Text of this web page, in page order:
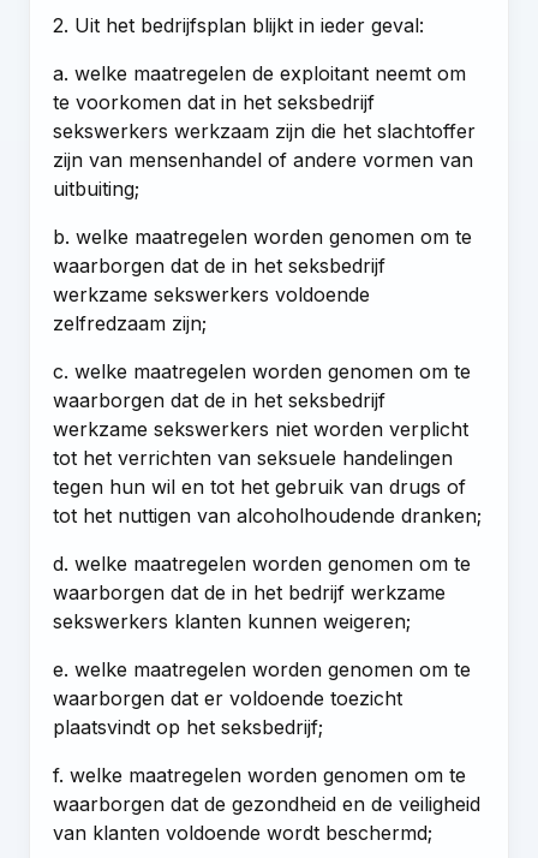
2. Uit het bedrijfsplan blijkt in ieder geval:
a. welke maatregelen de exploitant neemt om
te voorkomen dat in het seksbedrijf
sekswerkers werkzaam zijn die het slachtoffer
zijn van mensenhandel of andere vormen van
uitbuiting;
b. welke maatregelen worden genomen om te
waarborgen dat de in het seksbedrijf
werkzame sekswerkers voldoende
zelfredzaam zijn;
c. welke maatregelen worden genomen om te
waarborgen dat de in het seksbedrijf
werkzame sekswerkers niet worden verplicht
tot het verrichten van seksuele handelingen
tegen hun wil en tot het gebruik van drugs of
tot het nuttigen van alcoholhoudende dranken;
d. welke maatregelen worden genomen om te
waarborgen dat de in het bedrijf werkzame
sekswerkers klanten kunnen weigeren;
e. welke maatregelen worden genomen om te
waarborgen dat er voldoende toezicht
plaatsvindt op het seksbedrijf;
f. welke maatregelen worden genomen om te
waarborgen dat de gezondheid en de veiligheid
van klanten voldoende wordt beschermd;